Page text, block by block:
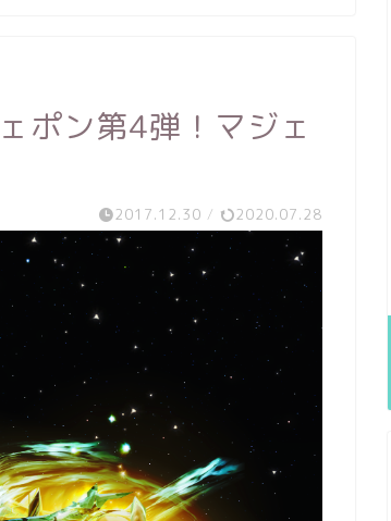
ポン第4弾！マジェ
2017.12.30 / 2020.07.28